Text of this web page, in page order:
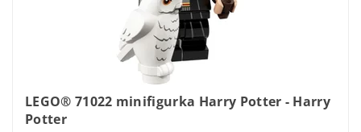
LEGO® 71022 minifigurka Harry Potter - Harry
Potter